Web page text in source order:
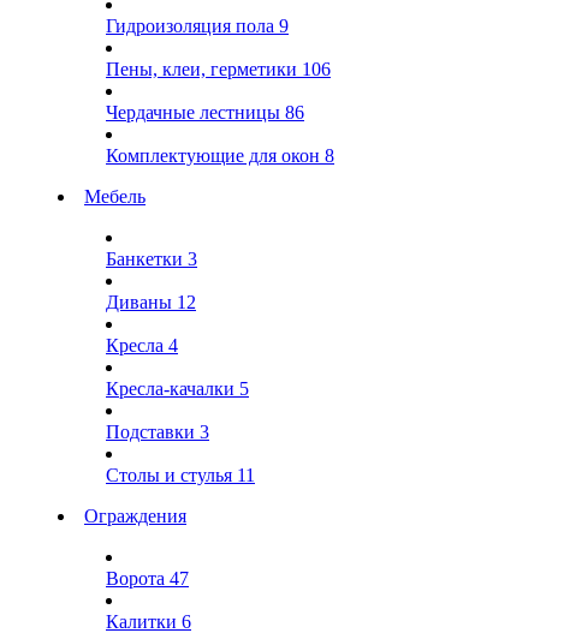
Гидроизоляция пола 9
Пены, клеи, герметики 106
Чердачные лестницы 86
Комплектующие для окон 8
Мебель
Банкетки 3
Диваны 12
Кресла 4
Кресла-качалки 5
Подставки 3
Столы и стулья 11
Ограждения
Ворота 47
Калитки 6